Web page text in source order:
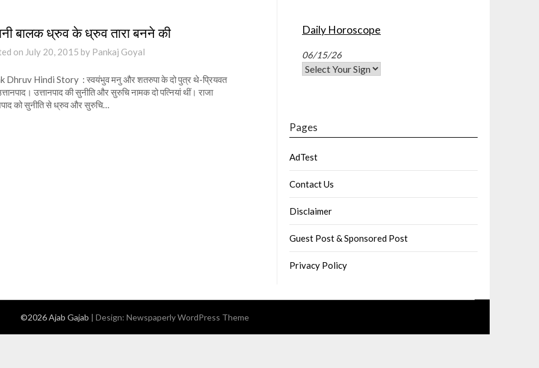
बालक ध्रुव के ध्रुव तारा बनने की
on July 20, 2015 by Pankaj Goyal
Dhruv Hindi Story : स्वयंभुव मनु और शतरुपा के दो पुत्र थे-प्रियवत
उत्तानपाद की सुनीति और सुरुचि नामक दो पत्नियां थीं। राजा
को सुनीति से ध्रुव और सुरुचि…
Daily Horoscope
06/15/26
Pages
AdTest
Contact Us
Disclaimer
Guest Post & Sponsored Post
Privacy Policy
©2026 Ajab Gajab | Design: Newspaperly WordPress Theme